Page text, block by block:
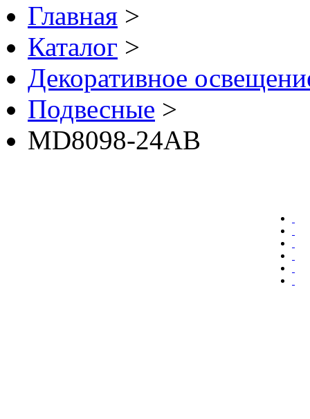
Главная >
Каталог >
Декоративное
Подвесные >
MD8098-24AB